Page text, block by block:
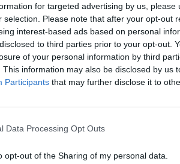
for targeted advertising by us,
selection. Please note that after your opt-out
interest-based ads based on personal
to third parties prior to your opt-out.
of your personal information by third
This information may also be disclosed by us
Participants that may further disclose it to
Data Processing Opt Outs
opt-out of the Sharing of my personal data.
rūšies žuvys natūraliai paplitę
ir gėluose vandenyse,
gali suklaidinti žuvies
būtent ten ir sužvejota.
prekybos centruose